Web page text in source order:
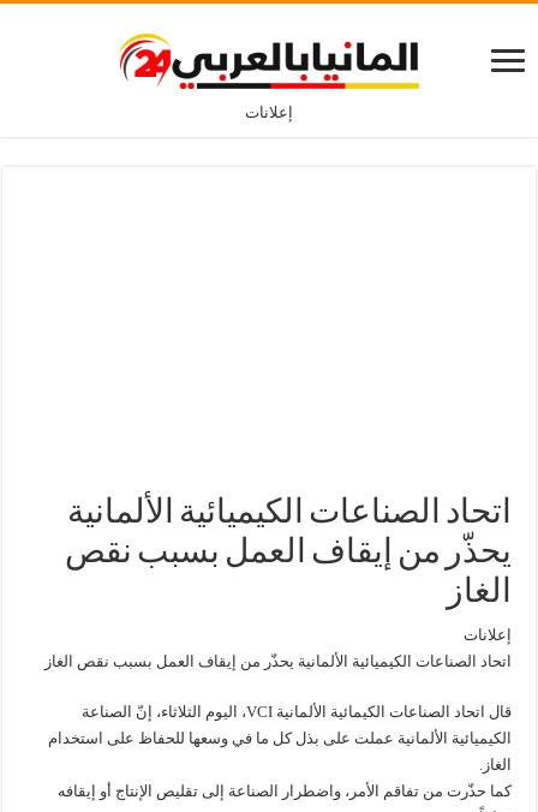
إعلانات
اتحاد الصناعات الكيميائية الألمانية
يحذّر من إيقاف العمل بسبب نقص
الغاز
إعلانات
اتحاد الصناعات الكيميائية الألمانية يحذّر من إيقاف العمل بسبب نقص الغاز
قال اتحاد الصناعات الكيمائية الألمانية VCI، اليوم الثلاثاء، إنّ الصناعة
الكيميائية الألمانية عملت على بذل كل ما في وسعها للحفاظ على استخدام
الغاز.
كما حذّرت من تفاقم الأمر، واضطرار الصناعة إلى تقليص الإنتاج أو إيقافه